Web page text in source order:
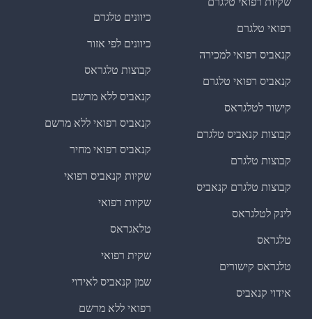
כיוונים טלגרם
כיוונים לפי אזור
קבוצות טלגראס
קנאביס ללא מרשם
קנאביס רפואי ללא מרשם
קנאביס רפואי מחיר
שקיות קנאביס רפואי
שקיות רפואי
טלאגראס
שקית רפואי
שמן קנאביס לאידוי
רפואי ללא מרשם
שקיות רפואי טלגרם
רפואי טלגרם
קנאביס רפואי למכירה
קנאביס רפואי טלגרם
קישור לטלגראס
קבוצות קנאביס טלגרם
קבוצות טלגרם
קבוצות טלגרם קנאביס
לינק לטלגראס
טלגראס
טלגראס קישורים
אידוי קנאביס